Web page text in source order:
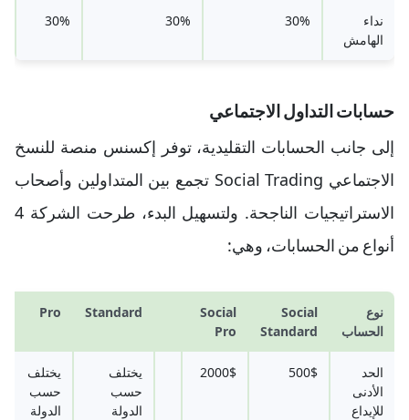
نداء
الهامش
30%
30%
30%
حسابات التداول الاجتماعي
إلى جانب الحسابات التقليدية، توفر إكسنس منصة للنسخ
الاجتماعي Social Trading تجمع بين المتداولين وأصحاب
الاستراتيجيات الناجحة. ولتسهيل البدء، طرحت الشركة 4
أنواع من الحسابات، وهي:
نوع
الحساب
Social
Standard
Social
Pro
Standard
Pro
الحد
الأدنى
للإيداع
500$
2000$
يختلف
حسب
الدولة
يختلف
حسب
الدولة